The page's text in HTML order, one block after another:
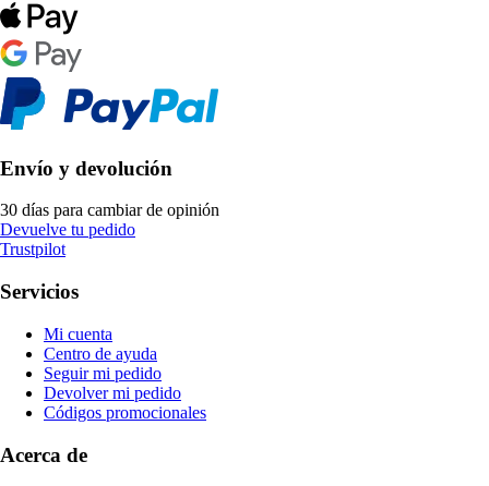
Envío y devolución
30 días para cambiar de opinión
Devuelve tu pedido
Trustpilot
Servicios
Mi cuenta
Centro de ayuda
Seguir mi pedido
Devolver mi pedido
Códigos promocionales
Acerca de